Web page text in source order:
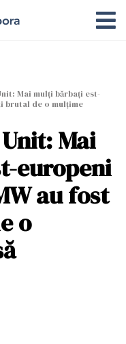
Mai mulți bărbați est-
brutal de o mulțime
Mai
europeni
au fost
o